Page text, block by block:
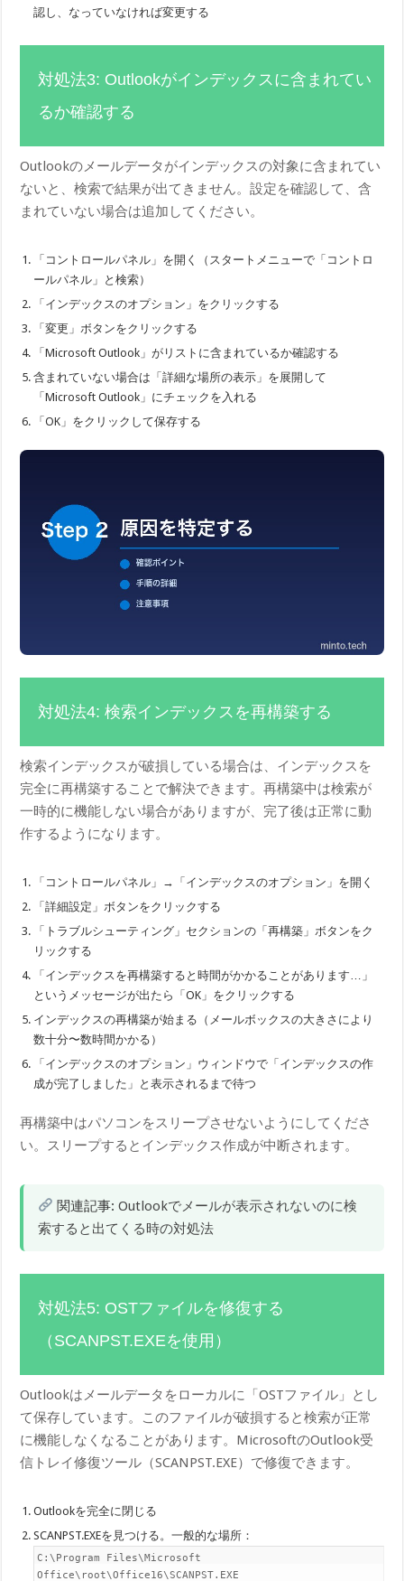
認し、なっていなければ変更する
対処法3: Outlookがインデックスに含まれてい
るか確認する
Outlookのメールデータがインデックスの対象に含まれてい
ないと、検索で結果が出てきません。設定を確認して、含
まれていない場合は追加してください。
「コントロールパネル」を開く（スタートメニューで「コントロ
ールパネル」と検索）
「インデックスのオプション」をクリックする
「変更」ボタンをクリックする
「Microsoft Outlook」がリストに含まれているか確認する
含まれていない場合は「詳細な場所の表示」を展開して
「Microsoft Outlook」にチェックを入れる
「OK」をクリックして保存する
対処法4: 検索インデックスを再構築する
検索インデックスが破損している場合は、インデックスを
完全に再構築することで解決できます。再構築中は検索が
一時的に機能しない場合がありますが、完了後は正常に動
作するようになります。
「コントロールパネル」→「インデックスのオプション」を開く
「詳細設定」ボタンをクリックする
「トラブルシューティング」セクションの「再構築」ボタンをク
リックする
「インデックスを再構築すると時間がかかることがあります…」
というメッセージが出たら「OK」をクリックする
インデックスの再構築が始まる（メールボックスの大きさにより
数十分〜数時間かかる）
「インデックスのオプション」ウィンドウで「インデックスの作
成が完了しました」と表示されるまで待つ
再構築中はパソコンをスリープさせないようにしてくださ
い。スリープするとインデックス作成が中断されます。
関連記事:Outlookでメールが表示されないのに検
索すると出てくる時の対処法
対処法5: OSTファイルを修復する
（SCANPST.EXEを使用）
Outlookはメールデータをローカルに「OSTファイル」とし
て保存しています。このファイルが破損すると検索が正常
に機能しなくなることがあります。MicrosoftのOutlook受
信トレイ修復ツール（SCANPST.EXE）で修復できます。
Outlookを完全に閉じる
SCANPST.EXEを見つける。一般的な場所：
C:\Program Files\Microsoft
Office\root\Office16\SCANPST.EXE